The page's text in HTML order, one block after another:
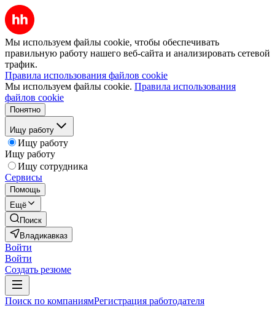
Мы используем файлы cookie, чтобы обеспечивать
правильную работу нашего веб-сайта и анализировать сетевой
трафик.
Правила использования файлов cookie
Мы используем файлы cookie. Правила использования
файлов cookie
Понятно
Ищу работу
Ищу работу
Ищу работу
Ищу сотрудника
Сервисы
Помощь
Ещё
Поиск
Владикавказ
Войти
Войти
Создать резюме
Поиск по компаниямРегистрация работодателя